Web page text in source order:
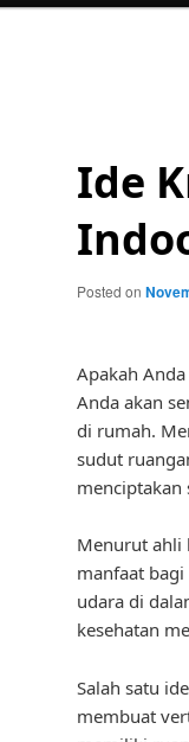
Ide
Posted on
Apakah
Anda akan
di rumah.
sudut
menciptakan
Menurut ahli
manfaat
udara di
kesehatan
Salah satu
membuat